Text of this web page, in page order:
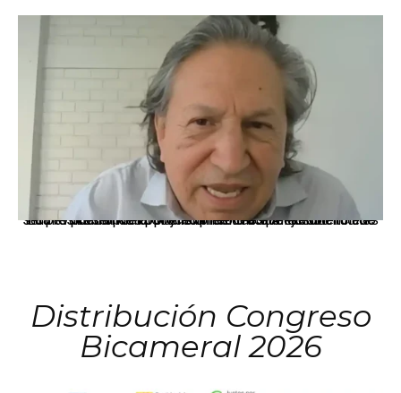
La presidenta Keiko Fujimori informó que la solicitud de indulto presentada por el expresidente Alejandro Toledo será evaluada por la Comisión de Gracias Presidenciales conforme al procedimiento establecido.
Distribución Congreso
Bicameral 2026